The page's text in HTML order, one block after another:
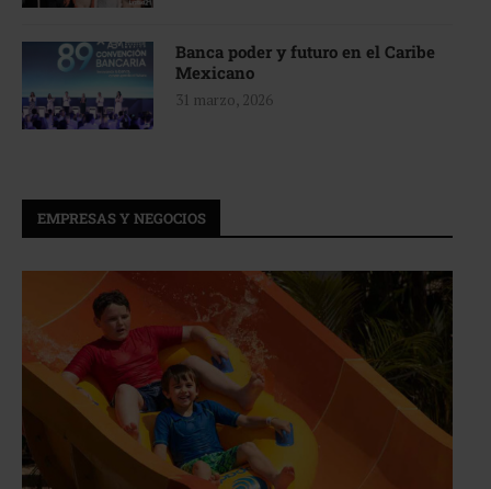
Banca poder y futuro en el Caribe
Mexicano
31 marzo, 2026
EMPRESAS Y NEGOCIOS